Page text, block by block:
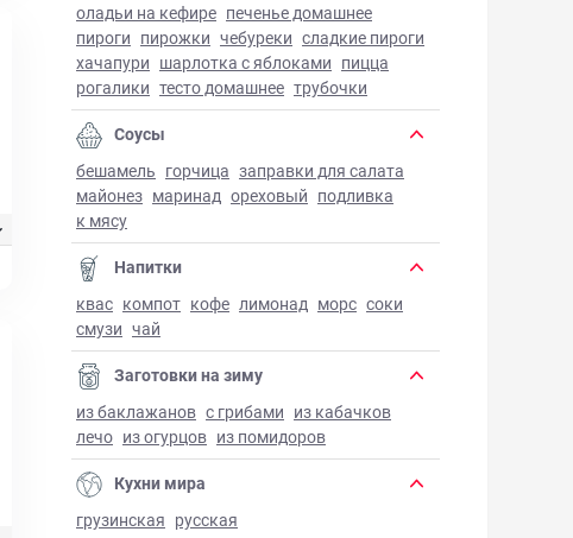
оладьи на кефире печенье домашнее
пироги пирожки чебуреки сладкие пироги
хачапури шарлотка с яблоками пицца
рогалики тесто домашнее трубочки
Соусы
бешамель горчица заправки для салата
майонез маринад ореховый подливка
к мясу
Напитки
квас компот кофе лимонад морс соки
смузи чай
Заготовки на зиму
из баклажанов с грибами из кабачков
лечо из огурцов из помидоров
Кухни мира
грузинская русская